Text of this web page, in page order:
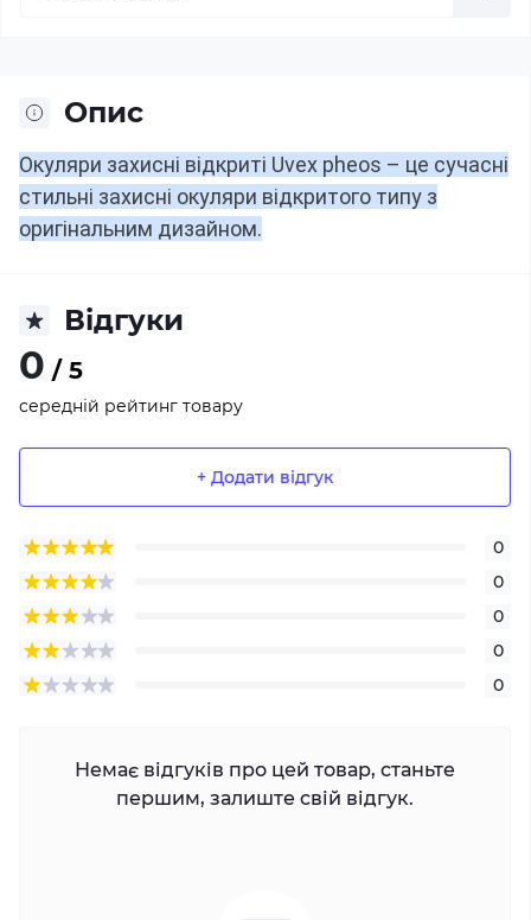
Опис
Окуляри захисні відкриті Uvex pheos – це сучасні
стильні захисні окуляри відкритого типу з
оригінальним дизайном.
Відгуки
0 / 5
середній рейтинг товару
+ Додати відгук
0
0
0
0
0
Немає відгуків про цей товар, станьте
першим, залиште свій відгук.